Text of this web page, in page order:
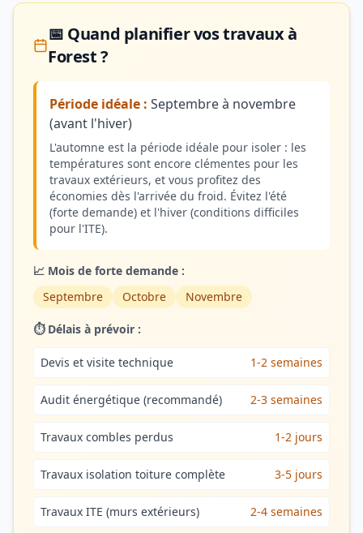
📅 Quand planifier vos travaux à
Forest ?
Période idéale : Septembre à novembre
(avant l'hiver)
L'automne est la période idéale pour isoler : les
températures sont encore clémentes pour les
travaux extérieurs, et vous profitez des
économies dès l'arrivée du froid. Évitez l'été
(forte demande) et l'hiver (conditions difficiles
pour l'ITE).
📈 Mois de forte demande :
Septembre
Octobre Novembre
⏱️ Délais à prévoir :
Devis et visite technique 1-2 semaines
Audit énergétique (recommandé) 2-3 semaines
Travaux combles perdus 1-2 jours
Travaux isolation toiture complète 3-5 jours
Travaux ITE (murs extérieurs) 2-4 semaines